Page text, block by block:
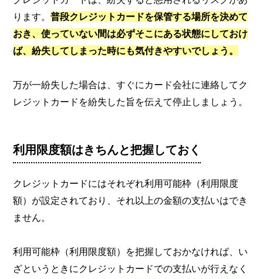
ります。普段クレジットカードを保管する場所を決めて
おき、使っていない間は必ずそこにある状態にしておけ
ば、紛失してしまった時にも気付きやすいでしょう。
万が一紛失した場合は、すぐにカード会社に連絡してク
レジットカードを紛失した旨を伝えて停止しましょう。
利用限度額はきちんと把握しておく
クレジットカードにはそれぞれ利用可能枠（利用限度
額）が設定されており、それ以上の金額の支払いはでき
ません。
利用可能枠（利用限度額）を把握しておかなければ、い
ざというときにクレジットカードでの支払いが行えなく